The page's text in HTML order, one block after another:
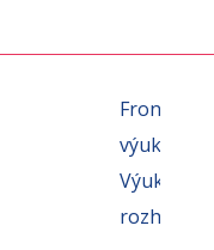
Frontální
výuka:
Výukový
rozhovor